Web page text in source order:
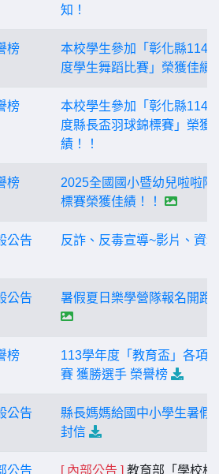
知！
榜
本校學生參加「彰化縣114
度學生舞蹈比賽」榮獲佳績
榜
本校學生參加「彰化縣114
度縣長盃羽球錦標賽」榮獲
績！！
榜
2025全國國小暨幼兒啦啦隊
標賽榮獲佳績！！
公告 反詐、反毒宣導~影片、資料
公告 暑假夏日樂學營隊報名開跑
榜
113學年度「教育盃」各項
賽 獲勝選手 榮譽榜
公告
縣長媽媽給國中小學生暑假
封信
公告 [ 內部公告 ] 教育部「學校校